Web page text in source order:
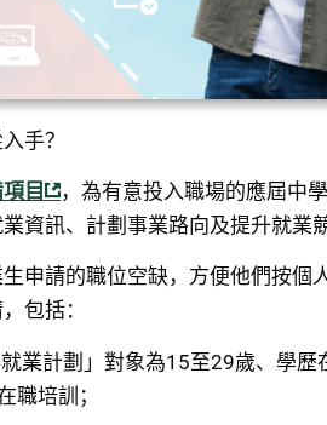
手？
目
，為有意投入職場的應屆中
資訊、計劃事業路向及提升就業競
申請的職位空缺，方便他們按個
包括：
業計劃」對象為15至29歲、學
培訓；